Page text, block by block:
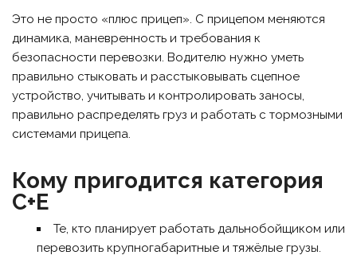
Это не просто «плюс прицеп». С прицепом меняются
динамика, маневренность и требования к
безопасности перевозки. Водителю нужно уметь
правильно стыковать и расстыковывать сцепное
устройство, учитывать и контролировать заносы,
правильно распределять груз и работать с тормозными
системами прицепа.
Кому пригодится категория
C+E
Те, кто планирует работать дальнобойщиком или
перевозить крупногабаритные и тяжёлые грузы.